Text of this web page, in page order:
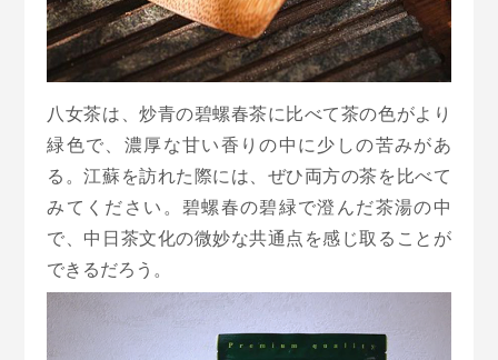
八女茶は、炒青の碧螺春茶に比べて茶の色がより
緑色で、濃厚な甘い香りの中に少しの苦みがあ
る。江蘇を訪れた際には、ぜひ両方の茶を比べて
みてください。碧螺春の碧緑で澄んだ茶湯の中
で、中日茶文化の微妙な共通点を感じ取ることが
できるだろう。